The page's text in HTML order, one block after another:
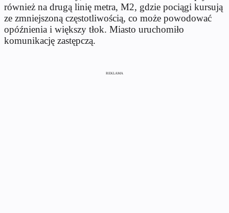
również na drugą linię metra, M2, gdzie pociągi kursują
ze zmniejszoną częstotliwością, co może powodować
opóźnienia i większy tłok. Miasto uruchomiło
komunikację zastępczą.
REKLAMA